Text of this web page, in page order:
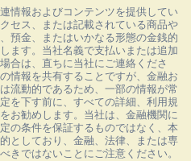
情報およびコンテンツを提供してい
セス、または記載されている商品や
預金、またはいかなる形態の金銭的
ます。当社名義で支払いまたは追加
合は、直ちに当社にご連絡くださ
情報を共有することですが、金融お
流動的であるため、一部の情報が常
を下す前に、すべての詳細、利用規
お勧めします。当社は、金融機関に
の条件を保証するものではなく、本
としており、金融、法律、または専
きではないことにご注意ください。